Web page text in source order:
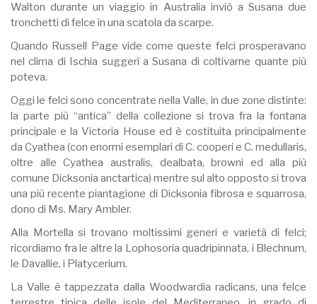
Walton durante un viaggio in Australia inviò a Susana due
tronchetti di felce in una scatola da scarpe.
Quando Russell Page vide come queste felci prosperavano
nel clima di Ischia suggerì a Susana di coltivarne quante più
poteva.
Oggi le felci sono concentrate nella Valle, in due zone distinte:
la parte più “antica” della collezione si trova fra la fontana
principale e la Victoria House ed è costituita principalmente
da Cyathea (con enormi esemplari di C. cooperi e C. medullaris,
oltre alle Cyathea australis, dealbata, browni ed alla più
comune Dicksonia anctartica) mentre sul alto opposto si trova
una più recente piantagione di Dicksonia fibrosa e squarrosa,
dono di Ms. Mary Ambler.
Alla Mortella si trovano moltissimi generi e varietà di felci;
ricordiamo fra le altre la Lophosoria quadripinnata, i Blechnum,
le Davallie, i Platycerium.
La Valle è tappezzata dalla Woodwardia radicans, una felce